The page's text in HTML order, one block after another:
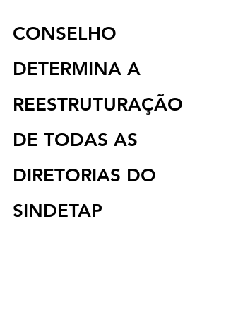
CONSELHO
DETERMINA A
REESTRUTURAÇÃO
DE TODAS AS
DIRETORIAS DO
SINDETAP